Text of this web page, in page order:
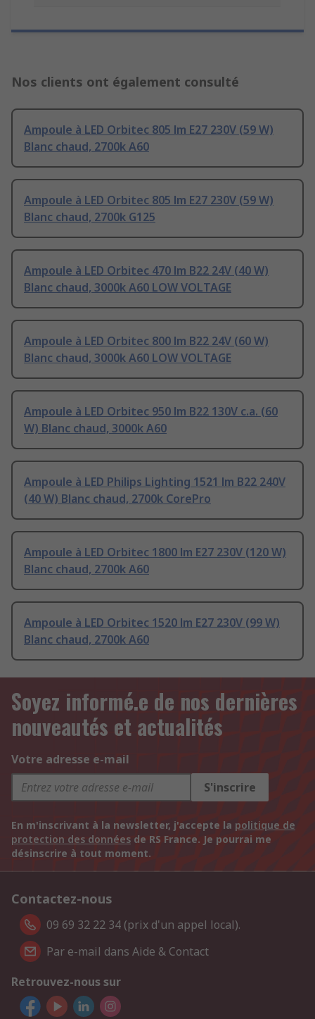
Nos clients ont également consulté
Ampoule à LED Orbitec 805 lm E27 230V (59 W)
Blanc chaud, 2700k A60
Ampoule à LED Orbitec 805 lm E27 230V (59 W)
Blanc chaud, 2700k G125
Ampoule à LED Orbitec 470 lm B22 24V (40 W)
Blanc chaud, 3000k A60 LOW VOLTAGE
Ampoule à LED Orbitec 800 lm B22 24V (60 W)
Blanc chaud, 3000k A60 LOW VOLTAGE
Ampoule à LED Orbitec 950 lm B22 130V c.a. (60
W) Blanc chaud, 3000k A60
Ampoule à LED Philips Lighting 1521 lm B22 240V
(40 W) Blanc chaud, 2700k CorePro
Ampoule à LED Orbitec 1800 lm E27 230V (120 W)
Blanc chaud, 2700k A60
Ampoule à LED Orbitec 1520 lm E27 230V (99 W)
Blanc chaud, 2700k A60
Soyez informé.e de nos dernières
nouveautés et actualités
Votre adresse e-mail
S'inscrire
En m'inscrivant à la newsletter, j'accepte la politique de
protection des données de RS France. Je pourrai me
désinscrire à tout moment.
Contactez-nous
09 69 32 22 34 (prix d'un appel local).
Par e-mail dans Aide & Contact
Retrouvez-nous sur